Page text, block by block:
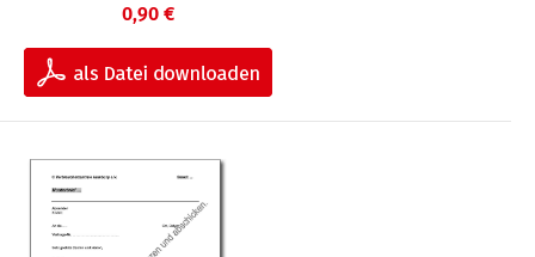
0,90 €